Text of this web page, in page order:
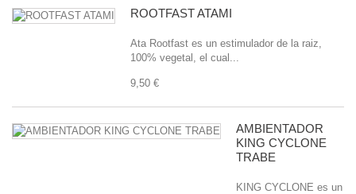
ROOTFAST ATAMI
Ata Rootfast es un estimulador de la raiz,
100% vegetal, el cual...
9,50 €
AMBIENTADOR
KING CYCLONE
TRABE
KING CYCLONE es un